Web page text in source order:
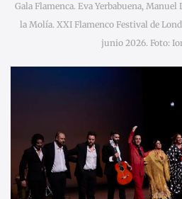
Gala Flamenca. Eva Yerbabuena,
la Molía. XXI Flamenco Festival de
junio 2026. Foto: